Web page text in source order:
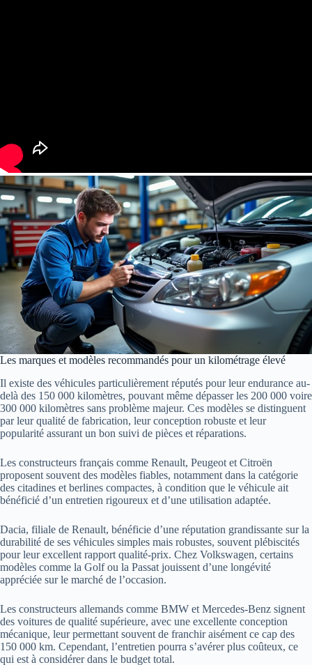
Les marques et modèles recommandés pour un kilométrage élevé
Il existe des véhicules particulièrement réputés pour leur endurance au-
delà des 150 000 kilomètres, pouvant même dépasser les 200 000 voire
300 000 kilomètres sans problème majeur. Ces modèles se distinguent
par leur qualité de fabrication, leur conception robuste et leur
popularité assurant un bon suivi de pièces et réparations.
Les constructeurs français comme Renault, Peugeot et Citroën
proposent souvent des modèles fiables, notamment dans la catégorie
des citadines et berlines compactes, à condition que le véhicule ait
bénéficié d’un entretien rigoureux et d’une utilisation adaptée.
Dacia, filiale de Renault, bénéficie d’une réputation grandissante sur la
durabilité de ses véhicules simples mais robustes, souvent plébiscités
pour leur excellent rapport qualité-prix. Chez Volkswagen, certains
modèles comme la Golf ou la Passat jouissent d’une longévité
appréciée sur le marché de l’occasion.
Les constructeurs allemands comme BMW et Mercedes-Benz signent
des voitures de qualité supérieure, avec une excellente conception
mécanique, leur permettant souvent de franchir aisément ce cap des
150 000 km. Cependant, l’entretien pourra s’avérer plus coûteux, ce
qui est à considérer dans le budget total.